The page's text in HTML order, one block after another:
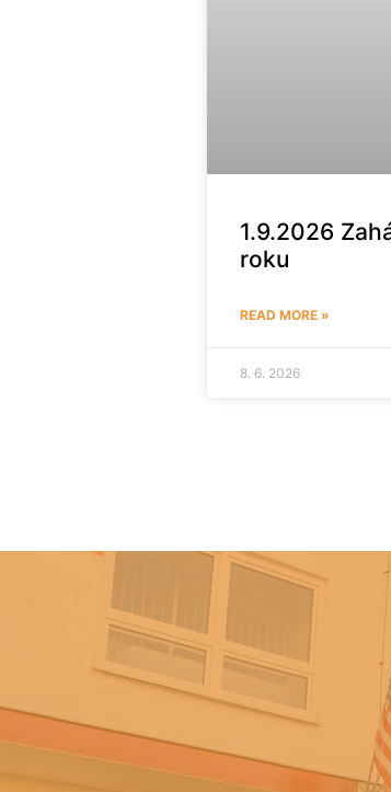
1.9.2026
roku
READ MORE »
8. 6. 2026